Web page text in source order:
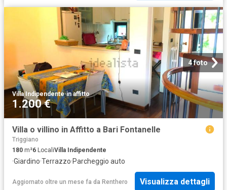
4 foto
Villa Indipendente·in affitto
1.200 €
Villa o villino in Affitto a Bari Fontanelle
Triggiano
180 m²6 LocaliVilla Indipendente
·Giardino·Terrazzo·Parcheggio auto
Aggiornato oltre un mese fa da Renthero Visualizza dettagli